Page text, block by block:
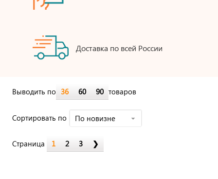
Доставка по всей России
Выводить по 36 60 90 товаров
Cортировать по По новизне
Страница 1 2 3 ❯